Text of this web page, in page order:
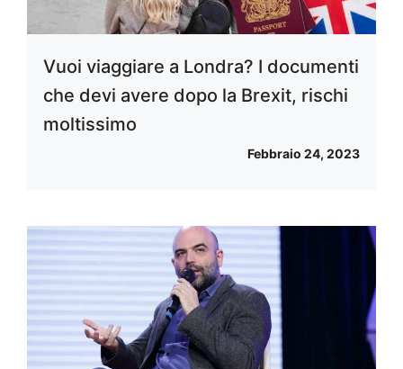
Vuoi viaggiare a Londra? I documenti
che devi avere dopo la Brexit, rischi
moltissimo
Febbraio 24, 2023